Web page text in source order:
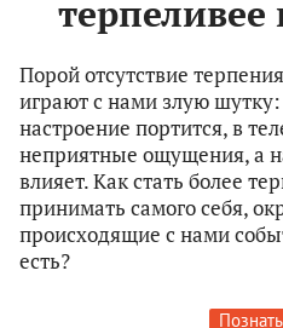
Порой отсутствие
играют с нами злую
настроение портится, в
неприятные ощущения, а
влияет. Как стать более
принимать самого себя,
происходящие с нами
есть?